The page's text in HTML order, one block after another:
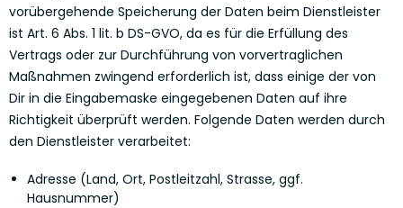
vorübergehende Speicherung der Daten beim Dienstleister
ist Art. 6 Abs. 1 lit. b DS-GVO, da es für die Erfüllung des
Vertrags oder zur Durchführung von vorvertraglichen
Maßnahmen zwingend erforderlich ist, dass einige der von
Dir in die Eingabemaske eingegebenen Daten auf ihre
Richtigkeit überprüft werden. Folgende Daten werden durch
den Dienstleister verarbeitet:
Adresse (Land, Ort, Postleitzahl, Strasse, ggf.
Hausnummer)